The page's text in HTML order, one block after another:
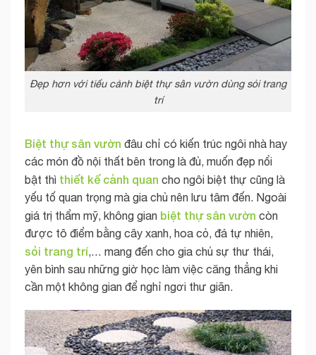
Đẹp hơn với tiểu cảnh biệt thự sân vườn dùng sỏi trang
trí
Biệt thự sân vườn đâu chỉ có kiến trúc ngôi nhà hay
các món đồ nội thất bên trong là đủ, muốn đẹp nổi
bật thì thiết kế cảnh quan cho ngôi biệt thự cũng là
yếu tố quan trọng mà gia chủ nên lưu tâm đến. Ngoài
giá trị thẩm mỹ, không gian biệt thự sân vườn còn
được tô điểm bằng cây xanh, hoa cỏ, đá tự nhiên,
sỏi trang trí,… mang đến cho gia chủ sự thư thái,
yên bình sau những giờ học làm việc căng thẳng khi
cần một không gian để nghỉ ngơi thư giãn.